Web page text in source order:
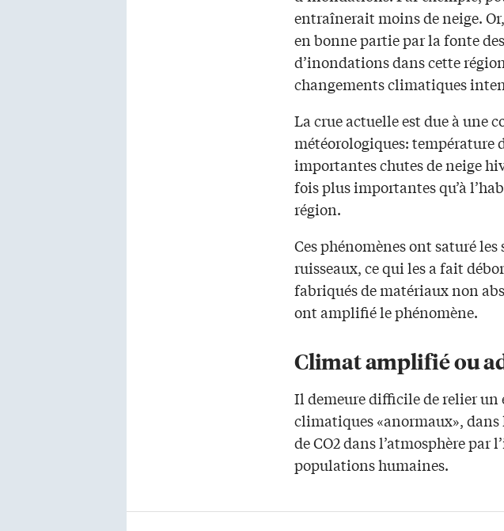
entraînerait moins de neige.
en bonne partie par la fonte
d’inondations dans cette
changements climatiques
La crue actuelle est due à une
météorologiques:
importantes chutes de neige
fois plus importantes qu’à
région.
Ces phénomènes ont saturé
ruisseaux, ce qui les a fait
fabriqués de matériaux non
ont amplifié le phénomène.
Climat amplifié ou
Il demeure difficile de relier un
climatiques «anormaux», dans
de CO2 dans l’atmosphère
populations humaines.